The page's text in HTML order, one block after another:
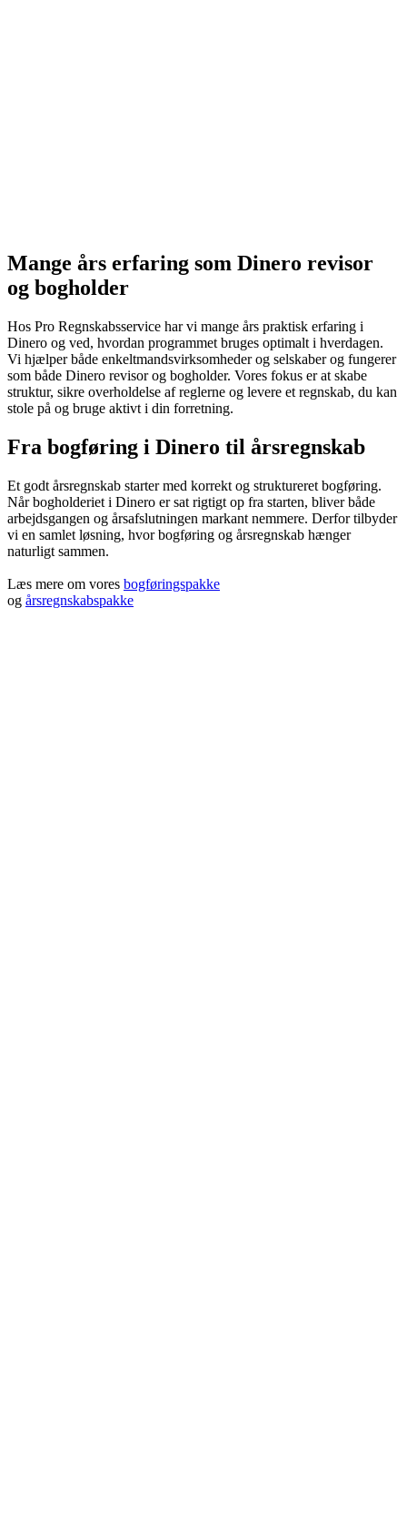
Mange års erfaring som Dinero revisor
og bogholder
Hos Pro Regnskabsservice har vi mange års praktisk erfaring i
Dinero og ved, hvordan programmet bruges optimalt i hverdagen.
Vi hjælper både enkeltmandsvirksomheder og selskaber og fungerer
som både Dinero revisor og bogholder. Vores fokus er at skabe
struktur, sikre overholdelse af reglerne og levere et regnskab, du kan
stole på og bruge aktivt i din forretning.
Fra bogføring i Dinero til årsregnskab
Et godt årsregnskab starter med korrekt og struktureret bogføring.
Når bogholderiet i Dinero er sat rigtigt op fra starten, bliver både
arbejdsgangen og årsafslutningen markant nemmere. Derfor tilbyder
vi en samlet løsning, hvor bogføring og årsregnskab hænger
naturligt sammen.
Læs mere om vores bogføringspakke
og årsregnskabspakke